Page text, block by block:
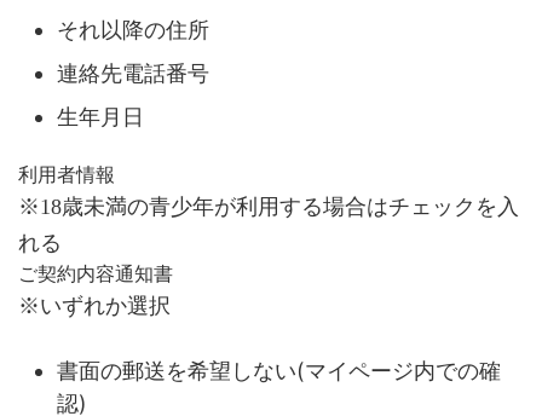
それ以降の住所
連絡先電話番号
生年月日
利用者情報
※18歳未満の青少年が利用する場合はチェックを入
れる
ご契約内容通知書
※いずれか選択
書面の郵送を希望しない(マイページ内での確
認)